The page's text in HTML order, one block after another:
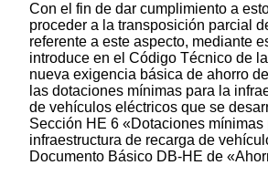
Con el fin de dar cumplimiento a
proceder a la transposición parcial
referente a este aspecto, mediante
introduce en el Código Técnico de
nueva exigencia básica de ahorro
las dotaciones mínimas para la
de vehículos eléctricos que se
Sección HE 6 «Dotaciones mínimas
infraestructura de recarga de
Documento Básico DB-HE de